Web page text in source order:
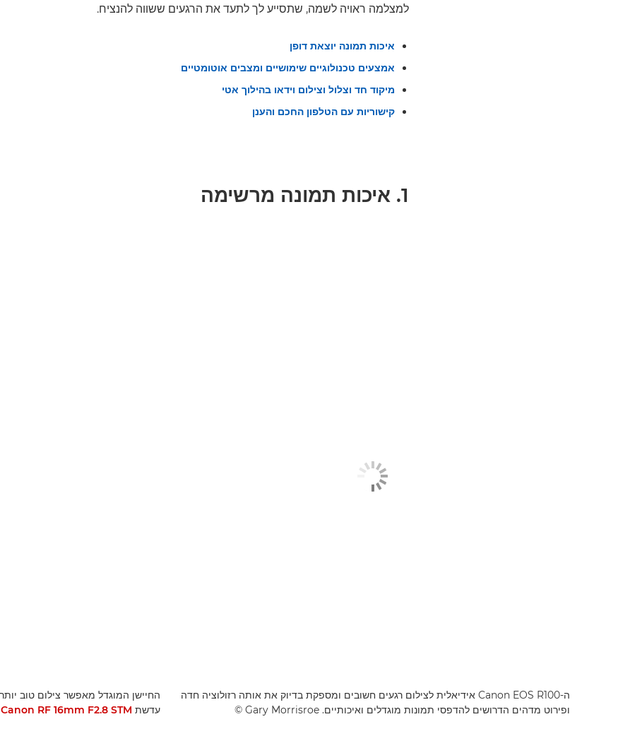
למצלמה ראויה לשמה, שתסייע לך לתעד את הרגעים ששווה להנציח.
איכות תמונה יוצאת דופן
אמצעים טכנולוגיים שימושיים ומצבים אוטומטיים
מיקוד חד וצלול וצילום וידאו בהילוך אטי
קישוריות עם הטלפון החכם והענן
1. איכות תמונה מרשימה
ה-Canon EOS R100 אידיאלית לצילום רגעים חשובים ומספקת בדיוק את אותה רזולוציה חדה
ופירוט מדהים הדרושים להדפסי תמונות מוגדלים ואיכותיים. ‎© Gary Morrisroe
עדשת Canon RF 16mm F2.8 STM